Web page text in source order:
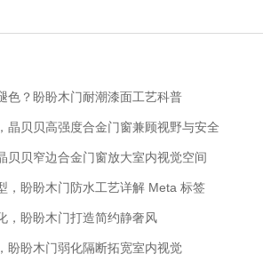
色？盼盼木门耐潮漆面工艺科普
晶贝贝高强度合金门窗兼顾视野与安全
贝贝窄边合金门窗放大室内视觉空间
，盼盼木门防水工艺详解 Meta 标签
，盼盼木门打造简约静奢风
盼盼木门弱化隔断拓宽室内视觉